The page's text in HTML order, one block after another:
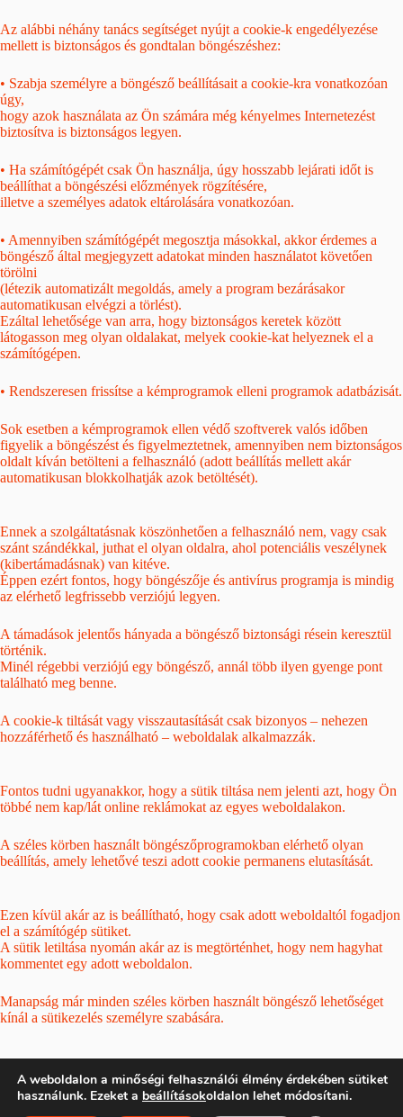
Az alábbi néhány tanács segítséget nyújt a cookie-k engedélyezése
mellett is biztonságos és gondtalan böngészéshez:
• Szabja személyre a böngésző beállításait a cookie-kra vonatkozóan
úgy,
hogy azok használata az Ön számára még kényelmes Internetezést
biztosítva is biztonságos legyen.
• Ha számítógépét csak Ön használja, úgy hosszabb lejárati időt is
beállíthat a böngészési előzmények rögzítésére,
illetve a személyes adatok eltárolására vonatkozóan.
• Amennyiben számítógépét megosztja másokkal, akkor érdemes a
böngésző által megjegyzett adatokat minden használatot követően
törölni
(létezik automatizált megoldás, amely a program bezárásakor
automatikusan elvégzi a törlést).
Ezáltal lehetősége van arra, hogy biztonságos keretek között
látogasson meg olyan oldalakat, melyek cookie-kat helyeznek el a
számítógépen.
• Rendszeresen frissítse a kémprogramok elleni programok adatbázisát.
Sok esetben a kémprogramok ellen védő szoftverek valós időben
figyelik a böngészést és figyelmeztetnek, amennyiben nem biztonságos
oldalt kíván betölteni a felhasználó (adott beállítás mellett akár
automatikusan blokkolhatják azok betöltését).
Ennek a szolgáltatásnak köszönhetően a felhasználó nem, vagy csak
szánt szándékkal, juthat el olyan oldalra, ahol potenciális veszélynek
(kibertámadásnak) van kitéve.
Éppen ezért fontos, hogy böngészője és antivírus programja is mindig
az elérhető legfrissebb verziójú legyen.
A támadások jelentős hányada a böngésző biztonsági résein keresztül
történik.
Minél régebbi verziójú egy böngésző, annál több ilyen gyenge pont
található meg benne.
A cookie-k tiltását vagy visszautasítását csak bizonyos – nehezen
hozzáférhető és használható – weboldalak alkalmazzák.
Fontos tudni ugyanakkor, hogy a sütik tiltása nem jelenti azt, hogy Ön
többé nem kap/lát online reklámokat az egyes weboldalakon.
A széles körben használt böngészőprogramokban elérhető olyan
beállítás, amely lehetővé teszi adott cookie permanens elutasítását.
Ezen kívül akár az is beállítható, hogy csak adott weboldaltól fogadjon
el a számítógép sütiket.
A sütik letiltása nyomán akár az is megtörténhet, hogy nem hagyhat
kommentet egy adott weboldalon.
Manapság már minden széles körben használt böngésző lehetőséget
kínál a sütikezelés személyre szabására.
Ezek a beállítások a böngészőben rendszerint az „Opciók” vagy
„Beállítások” menün belül találhatók.
A weboldalon a minőségi felhasználói élmény érdekében sütiket
használunk. Ezeket a beállításokoldalon lehet módosítani.